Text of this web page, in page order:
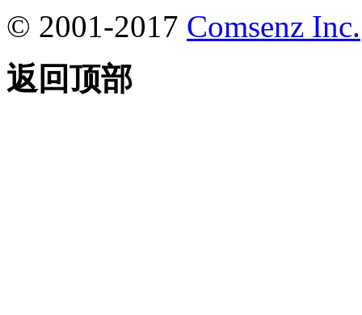
© 2001-2017 Comsenz Inc.
返回顶部